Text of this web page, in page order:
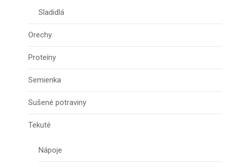
Sladidlá
Orechy
Proteíny
Semienka
Sušené potraviny
Tekuté
Nápoje